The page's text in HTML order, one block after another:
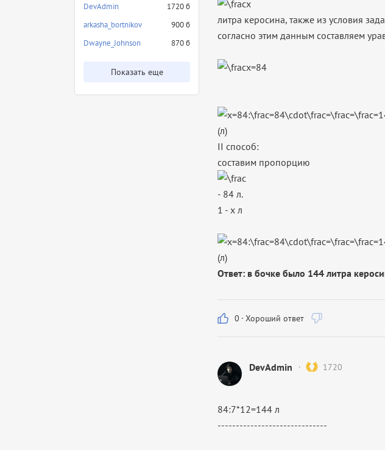
DevAdmin
1720 б
arkasha_bortnikov
900 б
Dwayne_Johnson
870 б
Показать еще
литра керосина, также из условия
согласно этим данным составляем
(л)
II способ:
составим пропорцию
- 84 л.
1 - х л
(л)
Ответ: в бочке было 144 литра
0 · Хороший ответ
DevAdmin 1720
84:7*12=144 л
------------------------------